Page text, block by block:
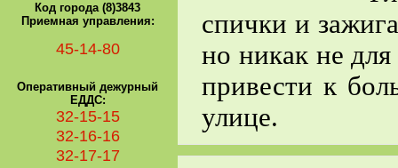
спички и
но никак не
привести к
улице.
Код города (8)3843
Приемная управления:
45-14-80
Оперативный дежурный
ЕДДС:
32-15-15
32-16-16
32-17-17